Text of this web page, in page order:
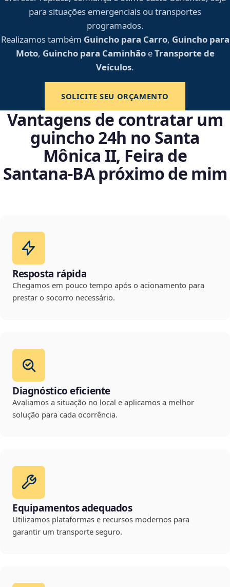
para situações emergenciais ou transportes
programados.
Realizamos também Guincho para Carro, Guincho para
Moto, Guincho para CaminhãoeTransporte de
Veículos.
SOLICITE SEU ORÇAMENTO
Vantagens de contratar um
guincho 24h no Santa
Mônica II, Feira de
Santana‑BA próximo de mim
Resposta rápida
Chegamos em pouco tempo após o acionamento para
prestar o socorro necessário.
Diagnóstico eficiente
Avaliamos a situação no local e aplicamos a melhor
solução para cada ocorrência.
Equipamentos adequados
Utilizamos plataformas e recursos modernos para
garantir um transporte seguro.